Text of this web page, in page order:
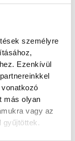
személyre
Ezenkívül
más olyan
vagy az
gyűjtöttek.
az
miatt